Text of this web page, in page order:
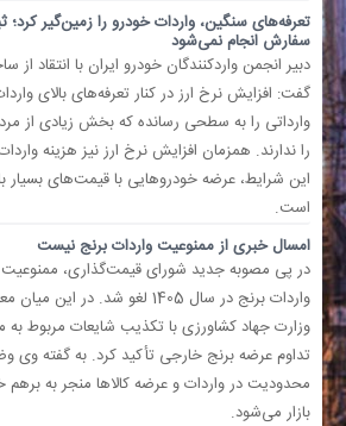
تعرفه‌های سنگین، واردات خودرو را زمین‌گیر کرد؛
سفارش انجام نمی‌شود
دبیر انجمن واردکنندگان خودرو ایران با انتقاد از
گفت: افزایش نرخ ارز در کنار تعرفه‌های بالای
وارداتی را به سطحی رسانده که بخش زیادی از
را ندارند. همزمان افزایش نرخ ارز نیز هزینه
این شرایط، عرضه خودروهایی با قیمت‌های بسیار
است.
امسال خبری از ممنوعیت واردات برنج نیست
در پی مصوبه جدید شورای قیمت‌گذاری،
واردات برنج در سال 1405 لغو شد. در
وزارت جهاد کشاورزی با تکذیب شایعات مربوط به
تداوم عرضه برنج خارجی تأکید کرد. به گفته وی
محدودیت در واردات و عرضه کالا‌ها منجر به
بازار می‌شود.